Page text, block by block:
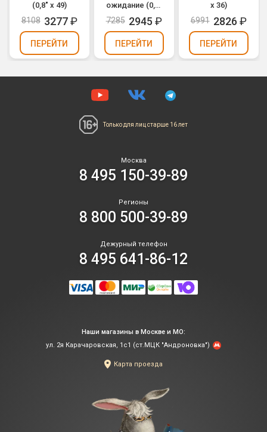
(0,8" х 49)
8108 3277₽
ПЕРЕЙТИ
ожидание (0,8"
х 36)
7285 2945 ₽
ПЕРЕЙТИ
х 36)
6991 2826 ₽
ПЕРЕЙТИ
Только для лиц старше 16 лет
Москва
8 495 150-39-89
Регионы
8 800 500-39-89
Дежурный телефон
8 495 641-86-12
Наши магазины в Москве и МО:
ул. 2я Карачаровская, 1с1 (ст.МЦК "Андроновка")
Карта проезда